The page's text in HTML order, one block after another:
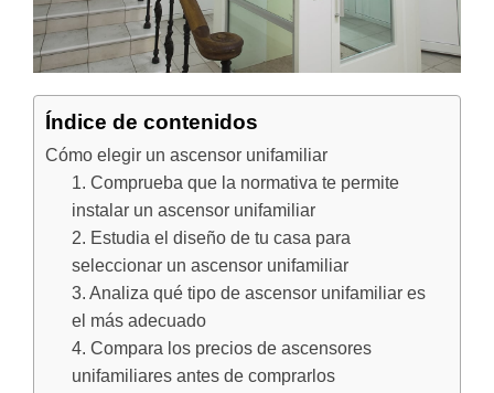
Índice de contenidos
Cómo elegir un ascensor unifamiliar
1. Comprueba que la normativa te permite
instalar un ascensor unifamiliar
2. Estudia el diseño de tu casa para
seleccionar un ascensor unifamiliar
3. Analiza qué tipo de ascensor unifamiliar es
el más adecuado
4. Compara los precios de ascensores
unifamiliares antes de comprarlos